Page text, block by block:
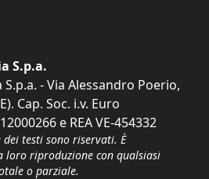
S.p.a.
- Via Alessandro Poerio,
Cap. Soc. i.v. Euro
e REA VE-454332
testi sono riservati. È
loro riproduzione con qualsiasi
o parziale.